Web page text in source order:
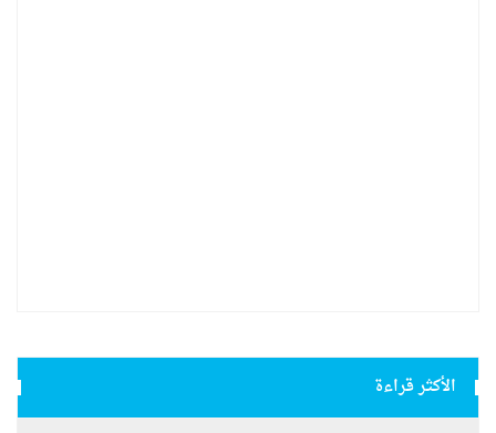
الأكثر قراءة